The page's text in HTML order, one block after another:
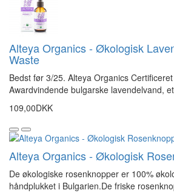
Alteya Organics - Økologisk
Waste
Bedst før 3/25. Alteya Organics
Awardvindende bulgarske lavendelvand,
109,00DKK
Alteya Organics - Økologisk
De økologiske rosenknopper er 100%
håndplukket i Bulgarien.De friske